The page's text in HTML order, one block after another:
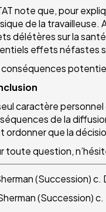
note que, pour
de la travailleuse.
délétères sur la
effets néfastes
conséquences
caractère
de la
ordonner que la
toute question,
(Succession) c.
(Succession)